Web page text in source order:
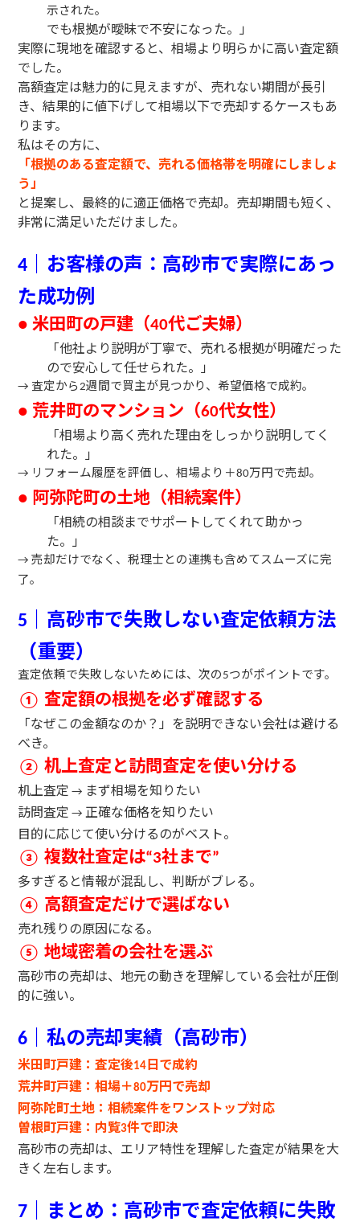
示された。
でも根拠が曖昧で不安になった。」
実際に現地を確認すると、相場より明らかに高い査定額
でした。
高額査定は魅力的に見えますが、売れない期間が長引
き、結果的に値下げして相場以下で売却するケースもあ
ります。
私はその方に、
「根拠のある査定額で、売れる価格帯を明確にしましょ
う」
と提案し、最終的に適正価格で売却。売却期間も短く、
非常に満足いただけました。
4 ｜お客様の声：高砂市で実際にあっ
た成功例
●米田町の戸建（40代ご夫婦）
「他社より説明が丁寧で、売れる根拠が明確だった
ので安心して任せられた。」
→ 査定から 2週間で買主が見つかり、希望価格で成約。
● 荒井町のマンション（60代女性）
「相場より高く売れた理由をしっかり説明してく
れた。」
→ リフォーム履歴を評価し、相場より＋80万円で売却。
● 阿弥陀町の土地（相続案件）
「相続の相談までサポートしてくれて助かっ
た。」
→売却だけでなく、税理士との連携も含めてスムーズに完
了。
5 ｜高砂市で失敗しない査定依頼方法
（重要）
査定依頼で失敗しないためには、次の 5つがポイントです。
① 査定額の根拠を必ず確認する
「なぜこの金額なのか？」を説明できない会社は避ける
べき。
②机上査定と訪問査定を使い分ける
机上査定 → まず相場を知りたい
訪問査定 →正確な価格を知りたい
目的に応じて使い分けるのがベスト。
③複数社査定は“3社まで”
多すぎると情報が混乱し、判断がブレる。
④ 高額査定だけで選ばない
売れ残りの原因になる。
⑤地域密着の会社を選ぶ
高砂市の売却は、地元の動きを理解している会社が圧倒
的に強い。
6 ｜私の売却実績（高砂市）
米田町戸建：査定後14日で成約
荒井町戸建：相場＋80万円で売却
阿弥陀町土地：相続案件をワンストップ対応
曽根町戸建：内覧3件で即決
高砂市の売却は、エリア特性を理解した査定が結果を大
きく左右します。
7 ｜まとめ：高砂市で査定依頼に失敗